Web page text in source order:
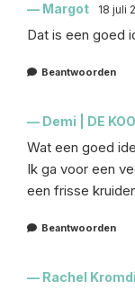
Margot 18 juli
Dat is een goed
Beantwoorden
Demi | DE
Wat een goed
Ik ga voor een
een frisse
Beantwoorden
Rachel